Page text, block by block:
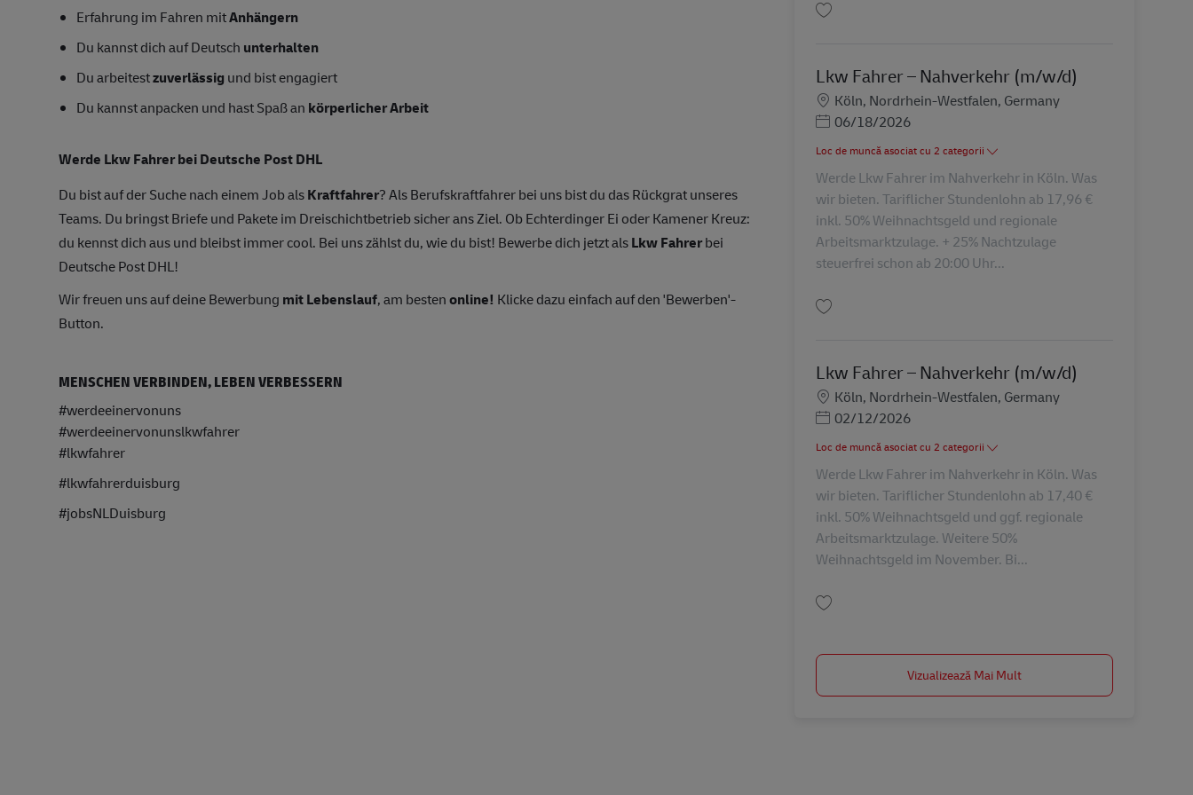
Erfahrung im Fahren mitAnhängern
Du kannst dich auf Deutsch unterhalten
Du arbeitestzuverlässig und bist engagiert
Du kannst anpacken und hast Spaß an körperlicher Arbeit
Werde Lkw Fahrer bei Deutsche Post DHL
Du bist auf der Suche nach einem Job alsKraftfahrer? Als Berufskraftfahrer bei uns bist du das Rückgrat unseres
Teams. Du bringst Briefe und Pakete im Dreischichtbetrieb sicher ans Ziel. Ob Echterdinger Ei oder Kamener Kreuz:
du kennst dich aus und bleibst immer cool. Bei uns zählst du, wie du bist! Bewerbe dich jetzt alsLkw Fahrerbei
Deutsche Post DHL!
Wir freuen uns auf deine Bewerbung mit Lebenslauf, am bestenonline! Klicke dazu einfach auf den 'Bewerben'-
Button.
MENSCHEN VERBINDEN, LEBEN VERBESSERN
#werdeeinervonuns
#werdeeinervonunslkwfahrer
#lkwfahrer
#lkwfahrerduisburg
#jobsNLDuisburg
Lkw Fahrer – Nahverkehr (m/w/d)
Locație
Köln, Nordrhein-Westfalen, Germany
Posted Date
06/18/2026
Loc de muncă asociat cu 2 categorii
Werde Lkw Fahrer im Nahverkehr in Köln. Was
wir bieten. Tariflicher Stundenlohn ab 17,96 €
inkl. 50% Weihnachtsgeld und regionale
Arbeitsmarktzulage. + 25% Nachtzulage
steuerfrei schon ab 20:00 Uhr...
Lkw Fahrer – Nahverkehr (m/w/d)
Locație
Köln, Nordrhein-Westfalen, Germany
Posted Date
02/12/2026
Loc de muncă asociat cu 2 categorii
Werde Lkw Fahrer im Nahverkehr in Köln. Was
wir bieten. Tariflicher Stundenlohn ab 17,40 €
inkl. 50% Weihnachtsgeld und ggf. regionale
Arbeitsmarktzulage. Weitere 50%
Weihnachtsgeld im November. Bi...
Vizualizează Mai Mult